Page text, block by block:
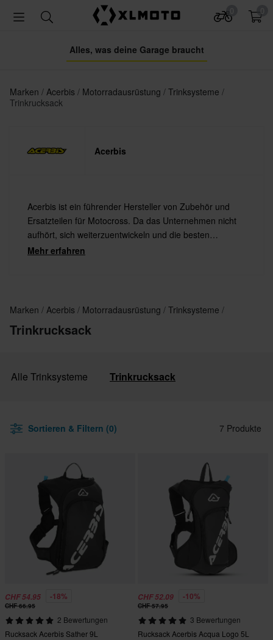
Alles, was deine Garage braucht
Marken Acerbis Motorradausrüstung
Trinksysteme
Trinkrucksack
Acerbis
Acerbis ist ein führender Hersteller von Zubehör und
Ersatzteilen für Motocross. Da das Unternehmen nicht
aufhört, sich weiterzuentwickeln und die besten
Materialien stets mit der neuesten Technologie
Mehr erfahren
Marken Acerbis Motorradausrüstung Trinksysteme
Trinkrucksack
Alle Trinksysteme Trinkrucksack
Sortieren & Filtern (0) 7 Produkte
CHF 54.95 -18%
CHF 66.95
2 Bewertungen
Rucksack Acerbis Sather 9L
CHF 52.09 -10%
CHF 57.95
3 Bewertungen
Rucksack Acerbis Acqua Logo 5L